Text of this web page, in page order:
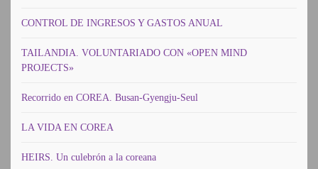
CONTROL DE INGRESOS Y GASTOS ANUAL
TAILANDIA. VOLUNTARIADO CON «OPEN MIND
PROJECTS»
Recorrido en COREA. Busan-Gyengju-Seul
LA VIDA EN COREA
HEIRS. Un culebrón a la coreana